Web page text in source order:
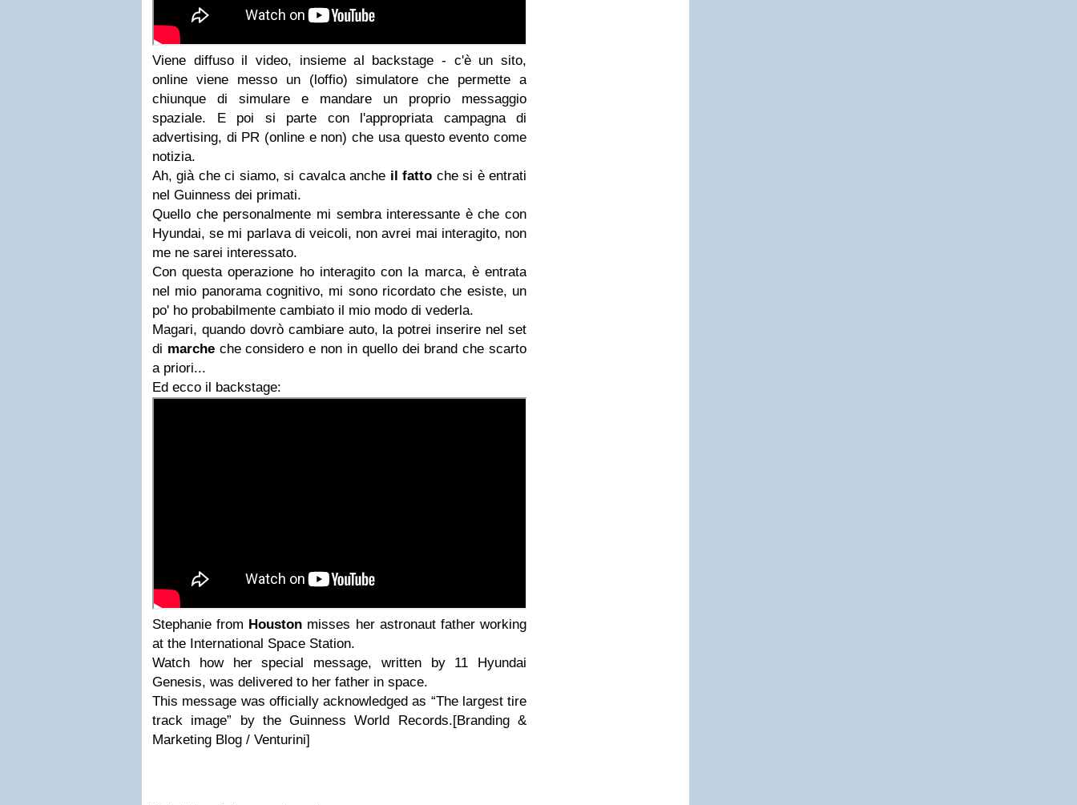
Viene diffuso il video, insieme al backstage - c'è un sito,
online viene messo un (loffio) simulatore che permette a
chiunque di simulare e mandare un proprio messaggio
spaziale. E poi si parte con l'appropriata campagna di
advertising, di PR (online e non) che usa questo evento come
notizia.
Ah, già che ci siamo, si cavalca anche il fatto che si è entrati
nel Guinness dei primati.
Quello che personalmente mi sembra interessante è che con
Hyundai, se mi parlava di veicoli, non avrei mai interagito, non
me ne sarei interessato.
Con questa operazione ho interagito con la marca, è entrata
nel mio panorama cognitivo, mi sono ricordato che esiste, un
po' ho probabilmente cambiato il mio modo di vederla.
Magari, quando dovrò cambiare auto, la potrei inserire nel set
di marcheche considero e non in quello dei brand che scarto
a priori...
Ed ecco il backstage:
Stephanie from Houston misses her astronaut father working
at the International Space Station.
Watch how her special message, written by 11 Hyundai
Genesis, was delivered to her father in space.
This message was officially acknowledged as “The largest tire
track image” by the Guinness World Records.[Branding &
Marketing Blog / Venturini]